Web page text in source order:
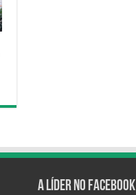
A Líder no Facebook